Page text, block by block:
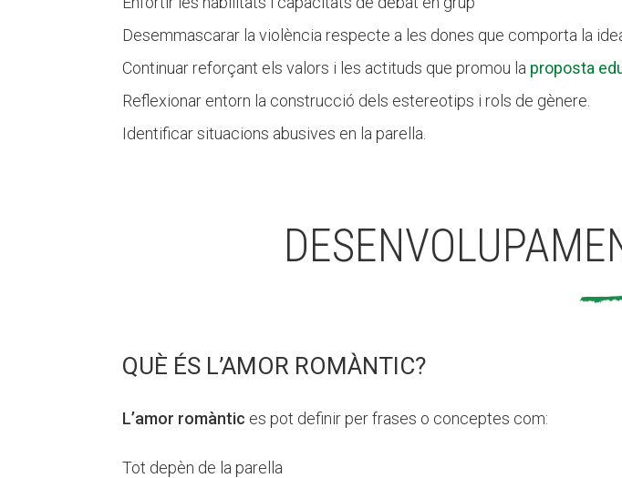
Desemmascarar la violència respecte a les dones que comporta la
Continuar reforçant els valors i les actituds que promou la proposta
Reflexionar entorn la construcció dels estereotips i rols de gènere.
Identificar situacions abusives en la parella.
QUÈ ÉS L’AMOR ROMÀNTIC?
L’amor romàntic es pot definir per frases o conceptes com:
Tot depèn de la parella